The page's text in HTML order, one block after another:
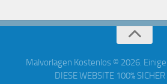
Malvorlagen Kostenlos © 2026.
DIESE WEBSITE 100%